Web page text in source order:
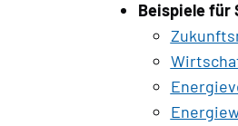
Beispiele für